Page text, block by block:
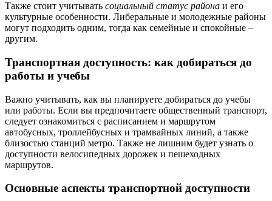
Также стоит учитывать социальный статус района и его
культурные особенности. Либеральные и молодежные районы
могут подходить одним, тогда как семейные и спокойные –
другим.
Транспортная доступность: как добираться до
работы и учебы
Важно учитывать, как вы планируете добираться до учебы
или работы. Если вы предпочитаете общественный транспорт,
следует ознакомиться с расписанием и маршрутом
автобусных, троллейбусных и трамвайных линий, а также
близостью станций метро. Также не лишним будет узнать о
доступности велосипедных дорожек и пешеходных
маршрутов.
Основные аспекты транспортной доступности